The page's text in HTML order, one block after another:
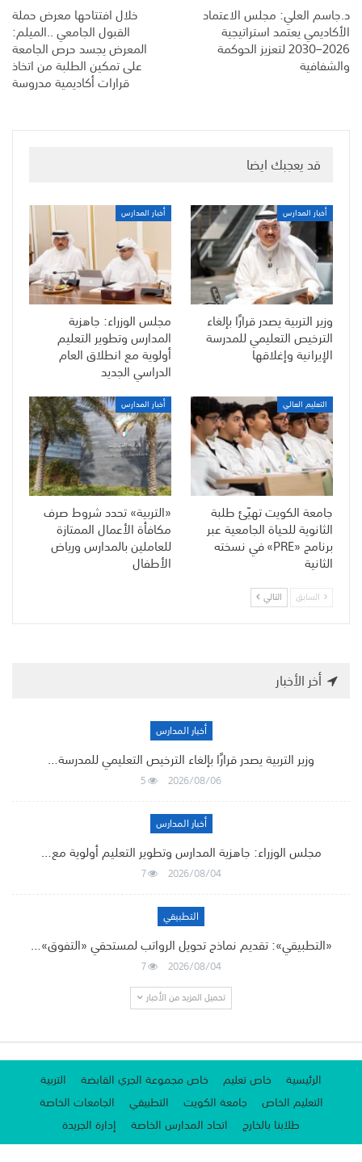
د.جاسم العلي: مجلس الاعتماد
الأكاديمي يعتمد استراتيجية
2026–2030 لتعزيز الحوكمة
والشفافية
خلال افتتاحها معرض حملة
القبول الجامعي ..الميلم:
المعرض يجسد حرص الجامعة
على تمكين الطلبة من اتخاذ
قرارات أكاديمية مدروسة
قد يعجبك ايضا
أخبار المدارس
وزير التربية يصدر قرارًا بإلغاء
الترخيص التعليمي للمدرسة
الإيرانية وإغلاقها
أخبار المدارس
مجلس الوزراء: جاهزية
المدارس وتطوير التعليم
أولوية مع انطلاق العام
الدراسي الجديد
التعليم العالي
جامعة الكويت تهيّئ طلبة
الثانوية للحياة الجامعية عبر
برنامج «PRE» في نسخته
الثانية
أخبار المدارس
«التربية» تحدد شروط صرف
مكافأة الأعمال الممتازة
للعاملين بالمدارس ورياض
الأطفال
السابق التالي
أخر الأخبار
أخبار المدارس
وزير التربية يصدر قرارًا بإلغاء الترخيص التعليمي للمدرسة…
2026/08/06
5
أخبار المدارس
مجلس الوزراء: جاهزية المدارس وتطوير التعليم أولوية مع…
2026/08/04
7
التطبيقي
«التطبيقي»: تقديم نماذج تحويل الرواتب لمستحقي «التفوق»…
2026/08/04
7
تحميل المزيد من الأخبار
الرئيسية خاص تعليم خاص مجموعة الجري القابضة
التربية
التعليم الخاص
جامعة الكويت التطبيقي
الجامعات الخاصة
طلابنا بالخارج
اتحاد المدارس الخاصة إدارة الجريدة